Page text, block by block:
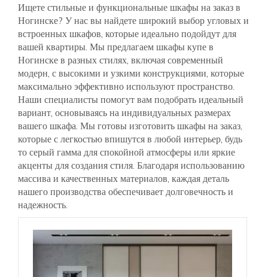
Ищете стильные и функциональные шкафы на заказ в
Ногинске? У нас вы найдете широкий выбор угловых и
встроенных шкафов, которые идеально подойдут для
вашей квартиры. Мы предлагаем шкафы купе в
Ногинске в разных стилях, включая современный
модерн, с высокими и узкими конструкциями, которые
максимально эффективно используют пространство.
Наши специалисты помогут вам подобрать идеальный
вариант, основываясь на индивидуальных размерах
вашего шкафа. Мы готовы изготовить шкафы на заказ,
которые с легкостью впишутся в любой интерьер, будь
то серый гамма для спокойной атмосферы или яркие
акценты для создания стиля. Благодаря использованию
массива и качественных материалов, каждая деталь
нашего производства обеспечивает долговечность и
надежность.